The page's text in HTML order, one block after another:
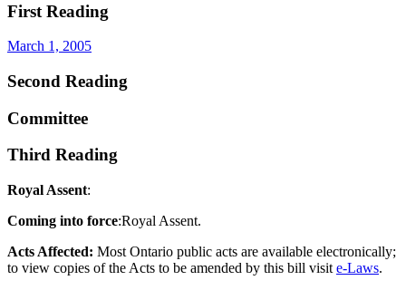
First Reading
March 1, 2005
Second Reading
Committee
Third Reading
Royal Assent:
Coming into force:Royal Assent.
Acts Affected: Most Ontario public acts are available electronically;
to view copies of the Acts to be amended by this bill visit e-Laws.